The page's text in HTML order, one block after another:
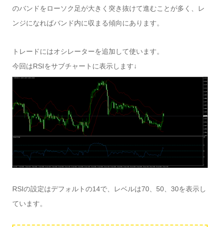
のバンドをローソク足が大きく突き抜けて進むことが多く、レ
ンジになればバンド内に収まる傾向にあります。
トレードにはオシレーターを追加して使います。
今回はRSIをサブチャートに表示します↓
RSIの設定はデフォルトの14で、レベルは70、50、30を表示し
ています。